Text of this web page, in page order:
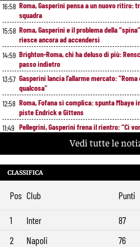
16:58 Roma, Gasperini pensa a un nuovo ritiro:
squadra
15:58 Roma, Gasperini e il problema della
riesce ancora ad accendersi
14:59 Brighton-Roma, chi ha deluso di più:
passo indietro
13:57 Gasperini lancia l’allarme mercato:
qualcosa”
12:58 Roma, Fofana si complica: spunta Mbaye
piste Endrick e Gittens
11:49 Pellegrini, Gasperini frena il rientro: “Ci
Roma, 11 gol subiti in 4 partite: il dato che
messaggio sul mercato
Vedi tutte le
CLASSIFICA
Pos Club Punti
1 Inter
87
2
Napoli
76